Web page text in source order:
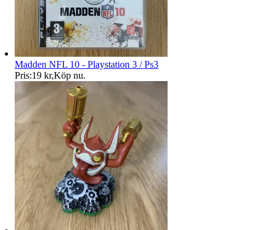
Madden NFL 10 - Playstation 3 / Ps3
Pris:19 kr,Köp nu.